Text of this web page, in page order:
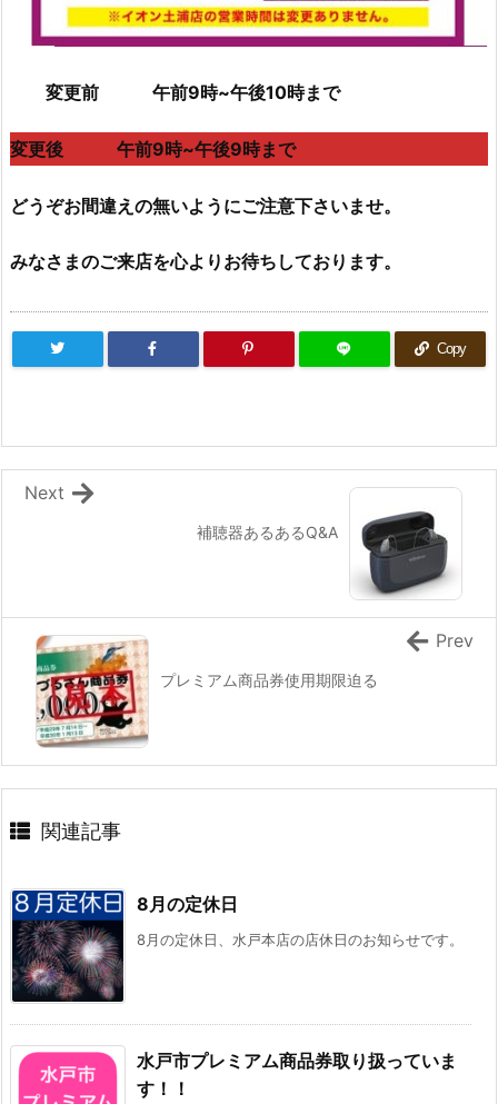
変更前 午前9時~午後10時まで
変更後 午前9時~午後9時まで
どうぞお間違えの無いようにご注意下さいませ。
みなさまのご来店を心よりお待ちしております。
Copy
補聴器あるあるQ&A
Next
プレミアム商品券使用期限迫る
Prev
関連記事
8月の定休日
8月の定休日、水戸本店の店休日のお知らせです。
水戸市プレミアム商品券取り扱っていま
す！！